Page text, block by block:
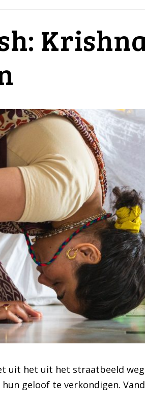
uit het uit het straatbeeld
geloof te verkondigen.